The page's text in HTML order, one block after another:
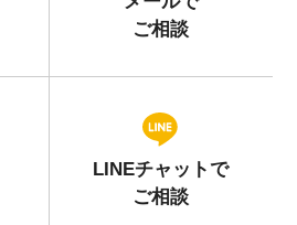
ご相談
LINEチャットで
ご相談